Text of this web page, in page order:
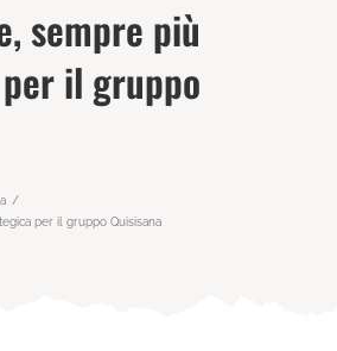
sempre più
il gruppo
per il gruppo Quisisana